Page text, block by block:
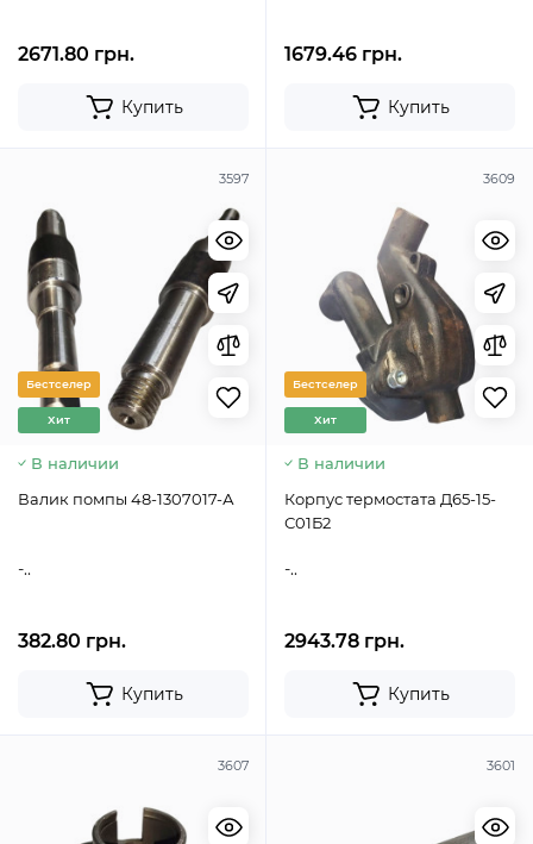
2671.80 грн.
Купить
1679.46 грн.
Купить
3597
Бестселер
Хит
В наличии
Валик помпы 48-1307017-А
-..
382.80 грн.
Купить
3609
Бестселер
Хит
В наличии
Корпус термостата Д65-15-
С01Б2
-..
2943.78 грн.
Купить
3607 3601